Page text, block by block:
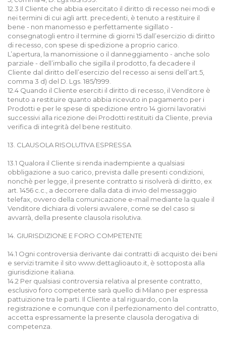
12.3 Il Cliente che abbia esercitato il diritto di recesso nei modi e
nei termini di cui agli artt. precedenti, è tenuto a restituire il
bene - non manomesso e perfettamente sigillato -
consegnatogli entro il termine di giorni 15 dall’esercizio di diritto
di recesso, con spese di spedizione a proprio carico.
L’apertura, la manomissione o il danneggiamento - anche solo
parziale - dell’imballo che sigilla il prodotto, fa decadere il
Cliente dal diritto dell’esercizio del recesso ai sensi dell’art.5,
comma 3 d) del D. Lgs. 185/1999.
12.4 Quando il Cliente eserciti il diritto di recesso, il Venditore è
tenuto a restituire quanto abbia ricevuto in pagamento per i
Prodotti e per le spese di spedizione entro 14 giorni lavorativi
successivi alla ricezione dei Prodotti restituiti da Cliente, previa
verifica di integrità del bene restituito.
13. CLAUSOLA RISOLUTIVA ESPRESSA
13.1 Qualora il Cliente si renda inadempiente a qualsiasi
obbligazione a suo carico, prevista dalle presenti condizioni,
nonchè per legge, il presente contratto si risolverà di diritto, ex
art. 1456 c.c., a decorrere dalla data di invio del messaggio
telefax, ovvero della comunicazione e-mail mediante la quale il
Venditore dichiara di volersi avvalere, come se del caso si
avvarrà, della presente clausola risolutiva.
14. GIURISDIZIONE E FORO COMPETENTE
14.1 Ogni controversia derivante dai contratti di acquisto dei beni
e servizi tramite il sito www.dettaglioauto.it, è sottoposta alla
giurisdizione italiana.
14.2 Per qualsiasi controversia relativa al presente contratto,
esclusivo foro competente sarà quello di Milano per espressa
pattuizione tra le parti. Il Cliente a tal riguardo, con la
registrazione e comunque con il perfezionamento del contratto,
accetta espressamente la presente clausola derogativa di
competenza.